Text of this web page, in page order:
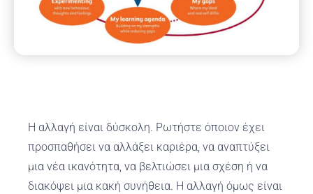
Η αλλαγή είναι δύσκολη. Ρωτήστε όποιον έχει
προσπαθήσει να αλλάξει καριέρα, να αναπτύξει
μια νέα ικανότητα, να βελτιώσει μια σχέση ή να
διακόψει μια κακή συνήθεια. Η αλλαγή όμως είναι